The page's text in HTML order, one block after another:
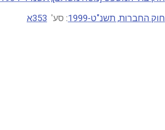
חוק החברות, תשנ"ט-1999
: סע' 353א